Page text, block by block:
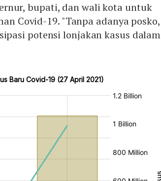
bupati, dan wali kota untuk
Covid-19. "Tanpa adanya posko,
potensi lonjakan kasus dalam